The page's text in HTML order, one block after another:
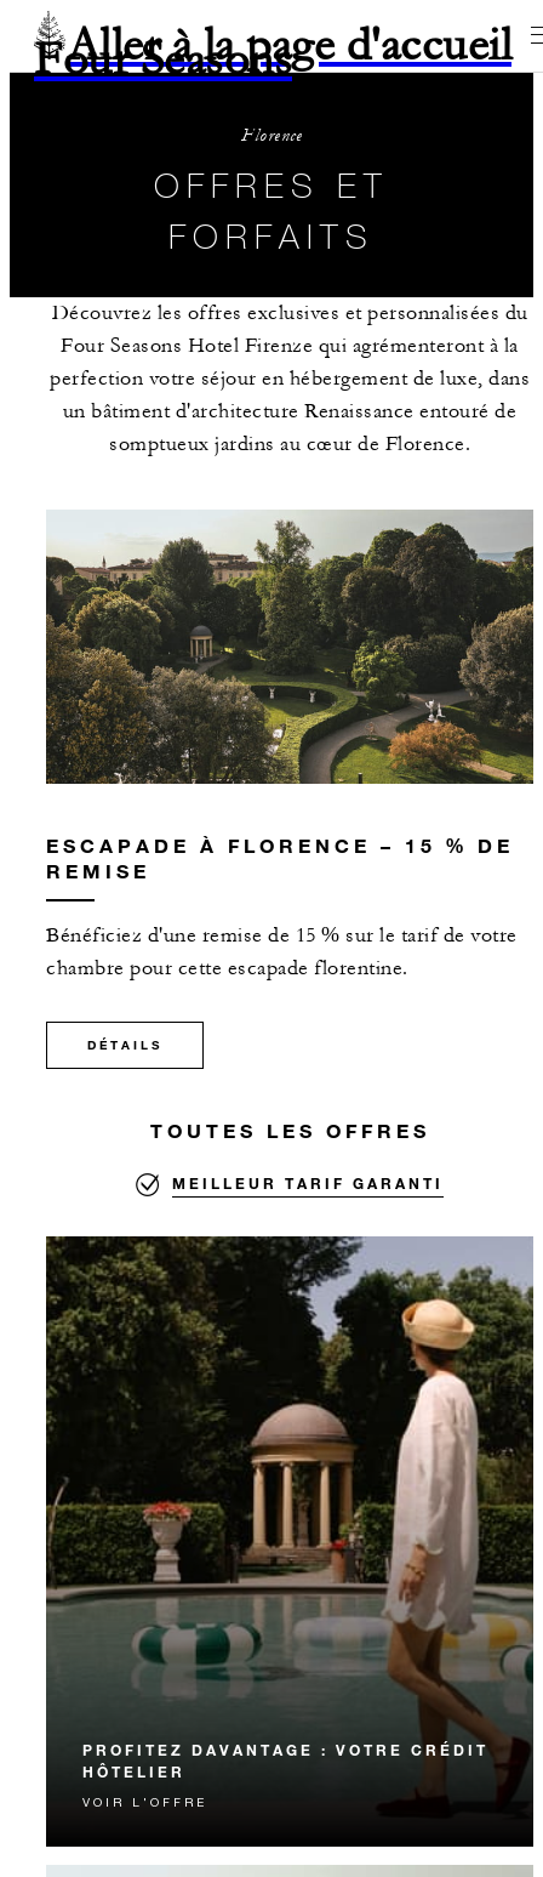
Aller à la page d'accueil
Four Seasons
Florence
OFFRES ET
FORFAITS
Découvrez les offres exclusives et personnalisées du
Four Seasons Hotel Firenze qui agrémenteront à la
perfection votre séjour en hébergement de luxe, dans
un bâtiment d'architecture Renaissance entouré de
somptueux jardins au cœur de Florence.
ESCAPADE À FLORENCE – 15 % DE
REMISE
Bénéficiez d'une remise de 15 % sur le tarif de votre
chambre pour cette escapade florentine.
DÉTAILS
TOUTES LES OFFRES
MEILLEUR TARIF GARANTI
PROFITEZ DAVANTAGE : VOTRE CRÉDIT
HÔTELIER
Vivez une expérience inoubliable et sublimez votre
VOIR L'OFFRE